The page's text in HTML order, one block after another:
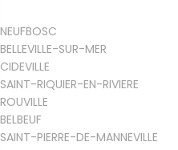
NEUFBOSC
BELLEVILLE-SUR-MER
CIDEVILLE
SAINT-RIQUIER-EN-RIVIERE
ROUVILLE
BELBEUF
SAINT-PIERRE-DE-MANNEVILLE